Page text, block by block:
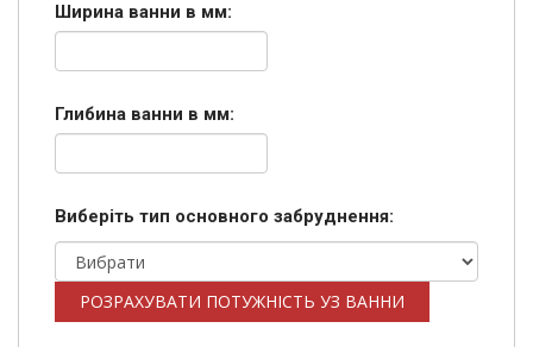
Ширина ванни в мм:
Глибина ванни в мм:
Виберіть тип основного забруднення:
РОЗРАХУВАТИ ПОТУЖНІСТЬ УЗ ВАННИ